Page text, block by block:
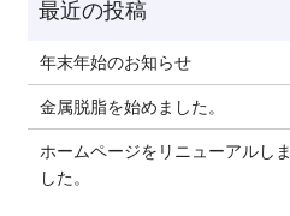
年末年始のお知らせ
金属脱脂を始めました。
ホームページをリニューアルしま
した。